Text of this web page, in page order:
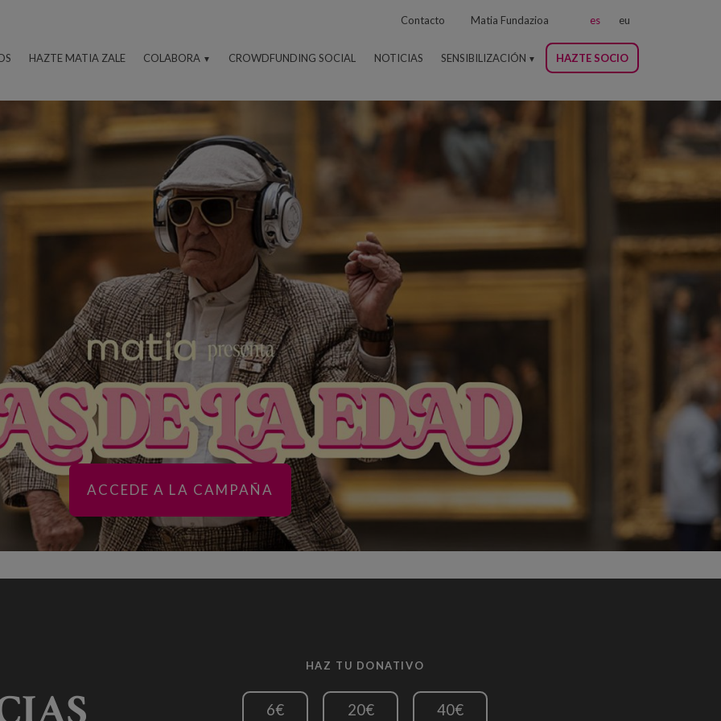
HAZTE MATIA ZALE COLABORA CROWDFUNDING SOCIAL NOTICIAS SENSIBILIZACIÓN HAZTE SOCIO
es eu
Contacto Matia Fundazioa
ACCEDE A LA CAMPAÑA
HAZ TU DONATIVO
6€ 20€ 40€